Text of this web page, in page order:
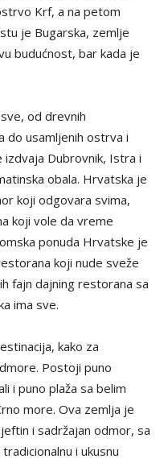
Krf, a na petom
je Bugarska, zemlje
budućnost, bar kada je
od drevnih
do usamljenih ostrva i
izdvaja Dubrovnik, Istra i
obala. Hrvatska je
koji odgovara svima,
koji vole da vreme
ponuda Hrvatske je
koji nude sveže
fajn dajning restorana sa
ima sve.
kako za
Postoji puno
i puno plaža sa belim
more. Ova zemlja je
i sadržajan odmor, sa
i ukusnu